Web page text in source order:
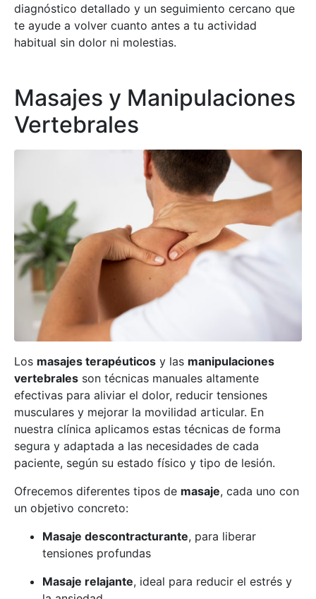
diagnóstico detallado y un seguimiento cercano que
te ayude a volver cuanto antes a tu actividad
habitual sin dolor ni molestias.
Masajes y Manipulaciones
Vertebrales
Los masajes terapéuticos y las manipulaciones
vertebrales son técnicas manuales altamente
efectivas para aliviar el dolor, reducir tensiones
musculares y mejorar la movilidad articular. En
nuestra clínica aplicamos estas técnicas de forma
segura y adaptada a las necesidades de cada
paciente, según su estado físico y tipo de lesión.
Ofrecemos diferentes tipos de masaje, cada uno con
un objetivo concreto:
Masaje descontracturante, para liberar
tensiones profundas
Masaje relajante, ideal para reducir el estrés y